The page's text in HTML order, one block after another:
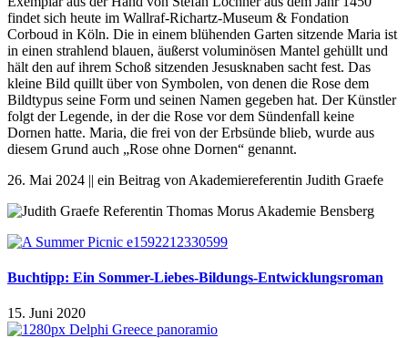
findet sich heute im Wallraf-Richartz-Museum & Fondation
Corboud in Köln. Die in einem blühenden Garten sitzende Maria ist
in einen strahlend blauen, äußerst voluminösen Mantel gehüllt und
hält den auf ihrem Schoß sitzenden Jesusknaben sacht fest. Das
kleine Bild quillt über von Symbolen, von denen die Rose dem
Bildtypus seine Form und seinen Namen gegeben hat. Der Künstler
folgt der Legende, in der die Rose vor dem Sündenfall keine
Dornen hatte. Maria, die frei von der Erbsünde blieb, wurde aus
diesem Grund auch „Rose ohne Dornen“ genannt.
26. Mai 2024 || ein Beitrag von Akademiereferentin Judith Graefe
Buchtipp: Ein Sommer-Liebes-Bildungs-Entwicklungsroman
15. Juni 2020